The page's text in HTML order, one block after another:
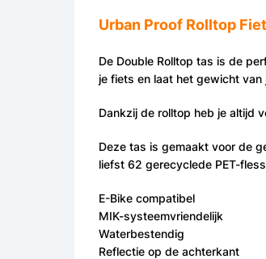
Urban Proof Rolltop
De Double Rolltop tas is de
je fiets en laat het gewicht
Dankzij de rolltop heb je altijd
Deze tas is gemaakt voor de
liefst 62 gerecyclede PET-
E-Bike compatibel
MIK-systeemvriendelijk
Waterbestendig
Reflectie op de achterkant